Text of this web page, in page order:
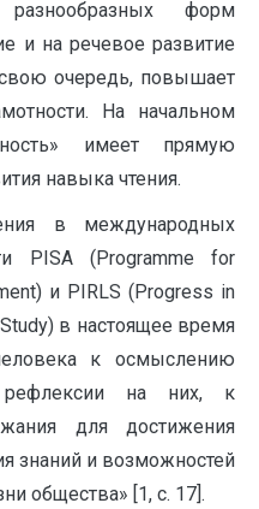
разнообразных форм
и на речевое развитие
очередь, повышает
На начальном
имеет прямую
навыка чтения.
в международных
PISA (Programme for
и PIRLS (Progress in
в настоящее время
к осмыслению
на них, к
для достижения
знаний и возможностей
общества» [1, с. 17].